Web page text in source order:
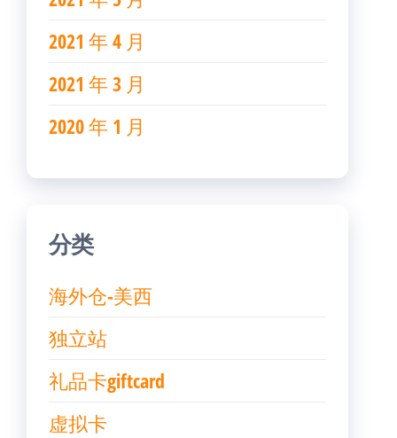
2021 年 4 月
2021 年 3 月
2020 年 1 月
分类
海外仓-美西
独立站
礼品卡giftcard
虚拟卡